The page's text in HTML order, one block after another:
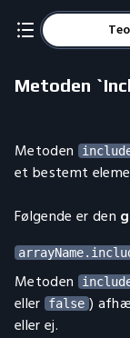
Metoden
Metoden
et bestemt
Følgende er den
Metoden
eller false )
eller ej.